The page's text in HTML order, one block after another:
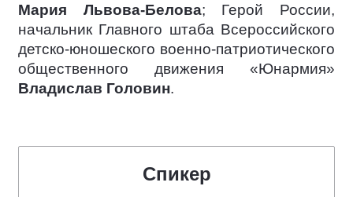
Мария Львова-Белова; Герой России,
начальник Главного штаба Всероссийского
детско-юношеского военно-патриотического
общественного движения «Юнармия»
Владислав Головин.
Спикер